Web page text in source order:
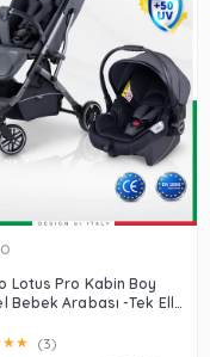
Lotus Pro Kabin Boy
Bebek Arabası -Tek Elle
Örtü-Kılıf Füme
★★ (3)